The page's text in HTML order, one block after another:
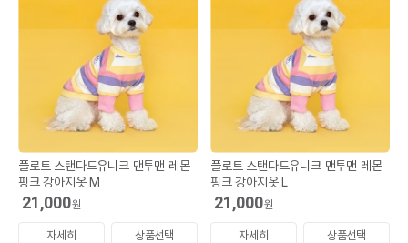
플로트 스탠다드유니크 맨투맨 레몬
핑크 강아지옷 M
21,000원
자세히 상품선택
플로트 스탠다드유니크 맨투맨 레몬
핑크 강아지옷 L
21,000원
자세히 상품선택